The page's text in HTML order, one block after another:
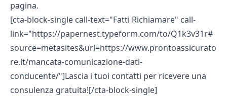
pagina.
[cta-block-single call-text="Fatti Richiamare" call-
link="https://papernest.typeform.com/to/Q1k3v31r#
source=metasites&url=https://www.prontoassicurato
re.it/mancata-comunicazione-dati-
conducente/"]Lascia i tuoi contatti per ricevere una
consulenza gratuita![/cta-block-single]